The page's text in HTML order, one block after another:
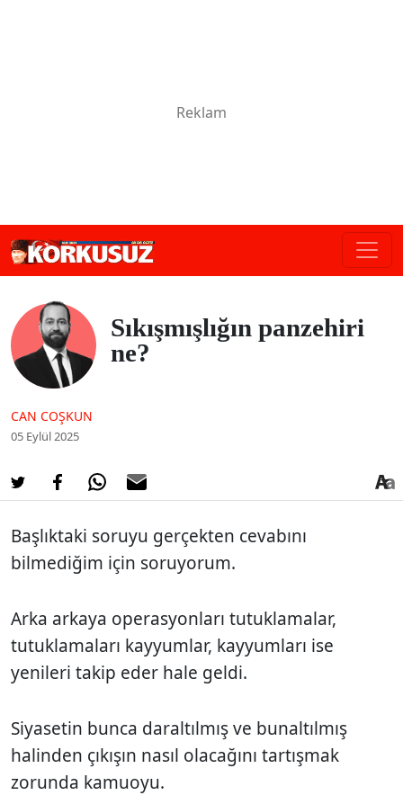
Sıkışmışlığın panzehiri
ne?
CAN COŞKUN
05 Eylül 2025
Başlıktaki soruyu gerçekten cevabını
bilmediğim için soruyorum.
Arka arkaya operasyonları tutuklamalar,
tutuklamaları kayyumlar, kayyumları ise
yenileri takip eder hale geldi.
Siyasetin bunca daraltılmış ve bunaltılmış
halinden çıkışın nasıl olacağını tartışmak
zorunda kamuoyu.